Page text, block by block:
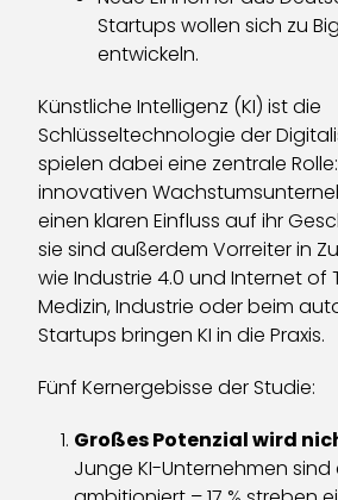
Startups wollen sich zu
entwickeln.
Künstliche Intelligenz (KI) ist die
Schlüsseltechnologie der
spielen dabei eine zentrale
innovativen
einen klaren Einfluss auf ihr
sie sind außerdem Vorreiter in
wie Industrie 4.0 und Internet of
Medizin, Industrie oder beim
Startups bringen KI in die Praxis.
Fünf Kernergebisse der Studie:
Großes Potenzial wird
Junge KI-Unternehmen sind